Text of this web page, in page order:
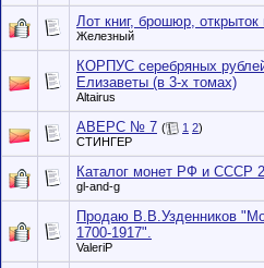
Лот книг, брошюр, открыток
Железный
КОРПУС серебряных
Елизаветы (в 3-х томах)
Altairus
АВЕРС № 7 ( 1 2)
СТИНГЕР
Каталог монет РФ и СССР
gl-and-g
Продаю В.В.Узденников
1700-1917".
ValeriP